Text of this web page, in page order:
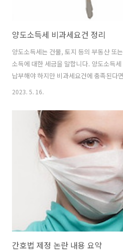
양도소득세 비과세요건 정리
양도소득세는 건물, 토지 등의 부동산 또
소득에 대한 세금을 말합니다. 양도소득
납부해야 하지만 비과세요건에 충족된다
다. 오늘은 양도소득세 비과세요건 내용을
산과 부동산에 대한 권리 등을 양도하는
세는 과세대상을 취득한 날부터 양도한
익에 대해 타인에게 양도를 하는 시점에
미리보기할 수 없는 소스 양도소득세란?
내용이 충족된다면 양도소득세가 과세되
2년 이상 보유하고 있..
2023. 5. 16.
간호법 제정 논란 내용 요약